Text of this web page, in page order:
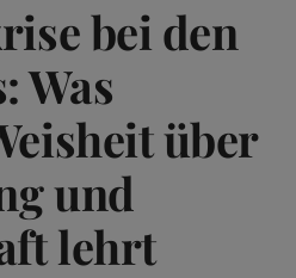
bei den
Was
über
und
lehrt